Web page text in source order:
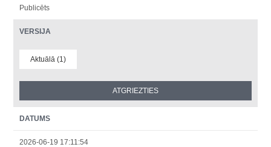
Publicēts
VERSIJA
Aktuālā (1)
DATUMS
2026-06-19 17:11:54